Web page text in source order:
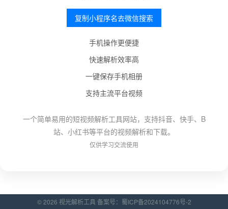
复制小程序名去微信搜索
手机操作更便捷
快速解析效率高
一键保存手机相册
支持主流平台视频
一个简单易用的短视频解析工具网站，支持抖音、快手、B
站、小红书等平台的视频解析和下载。
仅供学习交流使用
© 2026 视光解析工具 备案号： 蜀ICP备2024104776号-2